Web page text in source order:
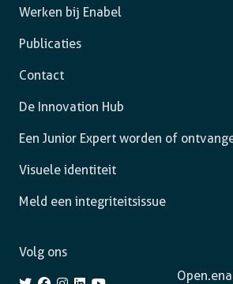
Werken bij Enabel
Publicaties
Contact
De Innovation Hub
Een Junior Expert worden of
Visuele identiteit
Meld een integriteitsissue
Volg ons